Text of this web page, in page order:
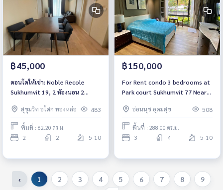
฿45,000
คอนโดให้เช่า: Noble Recole
Sukhumvit 19, 2 ห้องนอน 2
เข้า, ถนนสุขุมวิท ใกล้ BTS อโศก,
ราคา 45,000 บาท
สุขุมวิท อโศก ทองหล่อ 483
พื้นที่ : 62.20 ตร.ม.
2 2 5-10
฿150,000
For Rent condo 3 bedrooms at
Park court Sukhumvit 77 Near
Ready to move in Rental
150,000 THB.
อ่อนนุช อุดมสุข 508
พื้นที่ : 288.00 ตร.ม.
3 4 5-10
‹ 1 2 3 4 5 6 7 8
9